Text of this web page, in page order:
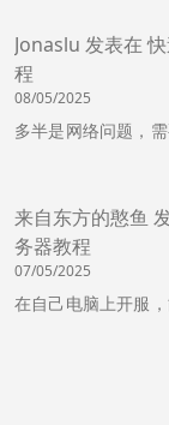
Jonaslu 发表在
程
08/05/2025
多半是网络问题，
来自东方的憨鱼
务器教程
07/05/2025
在自己电脑上开服